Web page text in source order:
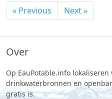
« Previous Next »
Over
Op EauPotable.info
drinkwaterbronnen en
gratis is.